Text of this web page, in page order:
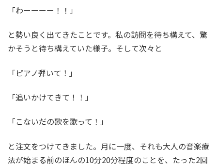
「わーーーー！！」
と勢い良く出てきたことです。私の訪問を待ち構えて、驚
かそうと待ち構えていた様子。そして次々と
「ピアノ弾いて！」
「追いかけてきて！！」
「こないだの歌を歌って！」
と注文をつけてきました。月に一度、それも大人の音楽療
法が始まる前のほんの10分20分程度のことを、たった2回